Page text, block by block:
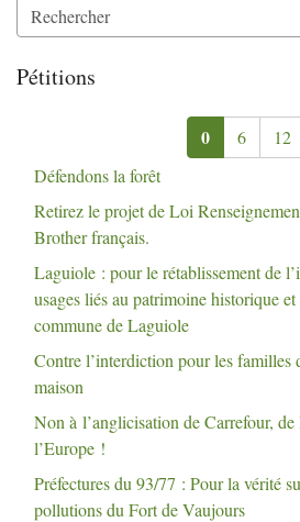
Pétitions
0 6
12
Défendons la forêt
Retirez le projet de Loi
Brother français.
Laguiole : pour le rétablissement de
usages liés au patrimoine historique
commune de Laguiole
Contre l’interdiction pour les familles
maison
Non à l’anglicisation de Carrefour, de
l’Europe !
Préfectures du 93/77 : Pour la vérité
pollutions du Fort de Vaujours